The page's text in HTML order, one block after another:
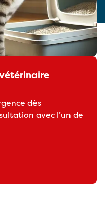
dès
avec l’un de